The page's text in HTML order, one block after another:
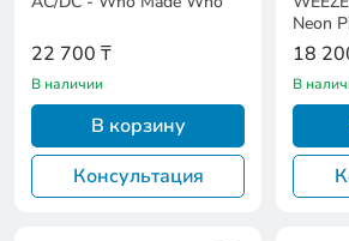
22 700 ₸
В наличии
В корзину
Консультация
Neon
18
В